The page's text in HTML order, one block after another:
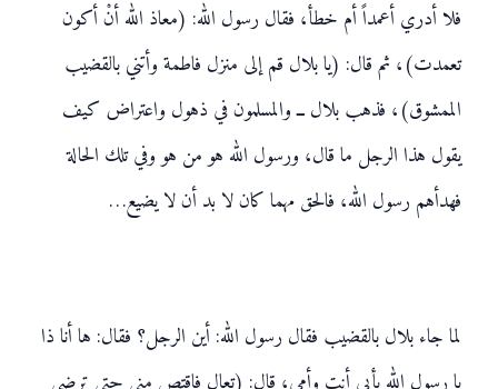
فلا أدري أعمداً أم خطأ، فقال رسول الله: (معاذ الله أنْ أكون
تعمدت)، ثم قال: (يا بلال قم إلى منزل فاطمة وأتني بالقضيب
الممشوق)، فذهب بلال ــ والمسلمون في ذهول واعتراض كيف
يقول هذا الرجل ما قال، ورسول الله هو من هو وفي تلك الحالة
فهدأهم رسول الله، فالحق مهما كان لا بد أن لا يضيع…
لما جاء بلال بالقضيب فقال رسول الله: أين الرجل؟ فقال: ها أنا ذا